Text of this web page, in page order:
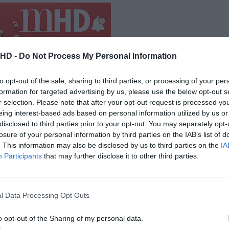
- Do Not Process My Personal Information
opt-out of the sale, sharing to third parties, or processing of your
for targeted advertising by us, please use the below opt-out
selection. Please note that after your opt-out request is processed
interest-based ads based on personal information utilized by us
to third parties prior to your opt-out. You may separately
of your personal information by third parties on the IAB’s list of
This information may also be disclosed by us to third parties on the
Participants that may further disclose it to other third parties.
Data Processing Opt Outs
opt-out of the Sharing of my personal data.
“ Till ” estreia nos cinemas americanos dia
ter recebido uma estrondosa receção no New York
direcionados à prestação de Deadwyler e à
BRILHA EM TILL